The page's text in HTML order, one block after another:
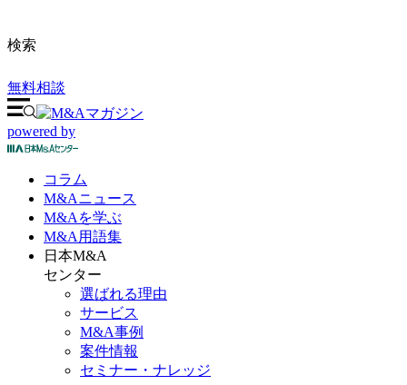
検索
無料相談
powered by
コラム
M&Aニュース
M&Aを学ぶ
M&A 用語集
日本M&A
センター
選ばれる理由
サービス
M&A事例
案件情報
セミナー・ナレッジ